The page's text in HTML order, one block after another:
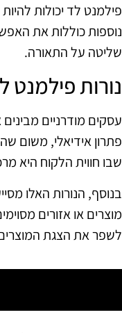
פילמנט לד יכולות
נוספות כוללות את
שליטה על התאורה.
נורות פילמנט
עסקים מודרניים
פתרון אידיאלי, משום
שבו חווית הלקוח היא
בנוסף, הנורות האלו
מוצרים או אזורים
לשפר את הצגת